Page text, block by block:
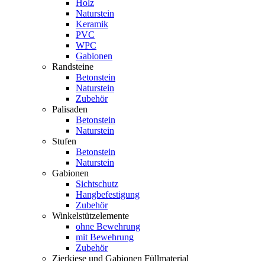
Holz
Naturstein
Keramik
PVC
WPC
Gabionen
Randsteine
Betonstein
Naturstein
Zubehör
Palisaden
Betonstein
Naturstein
Stufen
Betonstein
Naturstein
Gabionen
Sichtschutz
Hangbefestigung
Zubehör
Winkelstützelemente
ohne Bewehrung
mit Bewehrung
Zubehör
Zierkiese und Gabionen Füllmaterial